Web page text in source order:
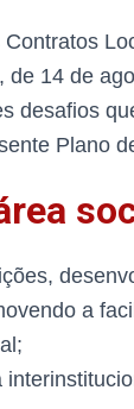
14 de
desafios
Plano
a